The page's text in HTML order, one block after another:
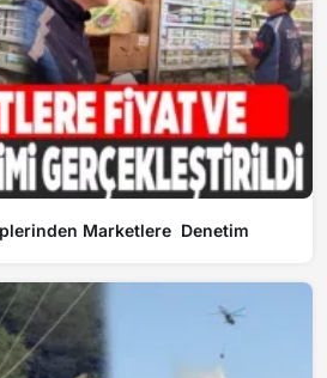
Marketlere Denetim